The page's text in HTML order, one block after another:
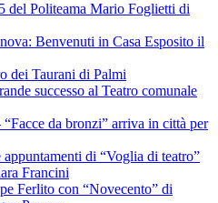
del Politeama Mario Foglietti di
Benvenuti in Casa Esposito il
dei Taurani di Palmi
successo al Teatro comunale
da bronzi” arriva in città per
di “Voglia di teatro”
Francini
Ferlito con “Novecento” di